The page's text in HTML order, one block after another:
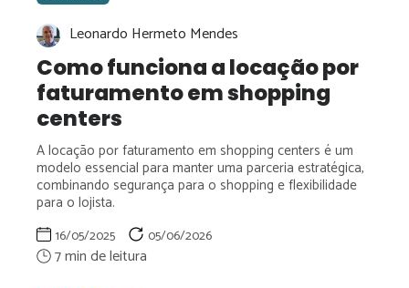
Leonardo Hermeto Mendes
Como funciona a locação por
faturamento em shopping
centers
A locação por faturamento em shopping centers é um
modelo essencial para manter uma parceria estratégica,
combinando segurança para o shopping e flexibilidade
para o lojista.
16/05/2025 05/06/2026